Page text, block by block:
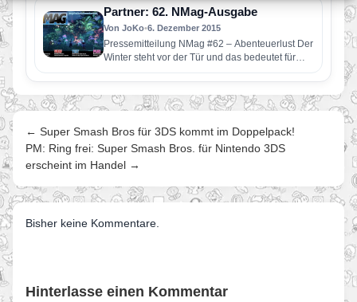
Partner: 62. NMag-Ausgabe
Von JoKo•6. Dezember 2015
Pressemitteilung NMag #62 – Abenteuerlust Der
Winter steht vor der Tür und das bedeutet für
viele Videospieler reichlich…
← Super Smash Bros für 3DS kommt im Doppelpack!
PM: Ring frei: Super Smash Bros. für Nintendo 3DS
erscheint im Handel →
Bisher keine Kommentare.
Hinterlasse einen Kommentar